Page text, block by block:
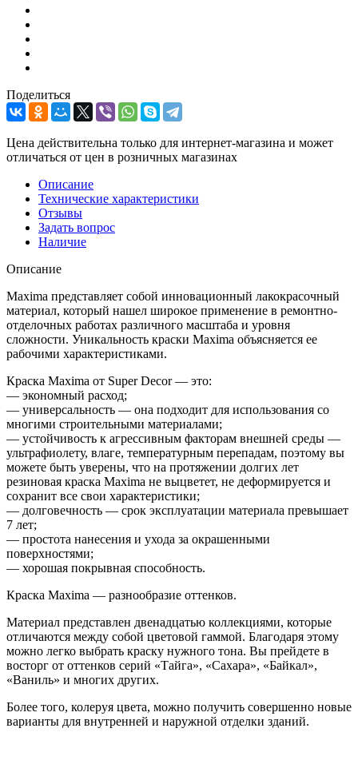
Поделиться
Цена действительна только для интернет-магазина и может
отличаться от цен в розничных магазинах
Описание
Технические характеристики
Отзывы
Задать вопрос
Наличие
Описание
Maxima представляет собой инновационный лакокрасочный
материал, который нашел широкое применение в ремонтно-
отделочных работах различного масштаба и уровня
сложности. Уникальность краски Maxima объясняется ее
рабочими характеристиками.
Краска Maxima от Super Decor — это:
— экономный расход;
— универсальность — она подходит для использования со
многими строительными материалами;
— устойчивость к агрессивным факторам внешней среды —
ультрафиолету, влаге, температурным перепадам, поэтому вы
можете быть уверены, что на протяжении долгих лет
резиновая краска Maxima не выцветет, не деформируется и
сохранит все свои характеристики;
— долговечность — срок эксплуатации материала превышает
7 лет;
— простота нанесения и ухода за окрашенными
поверхностями;
— хорошая покрывная способность.
Краска Maxima — разнообразие оттенков.
Материал представлен двенадцатью коллекциями, которые
отличаются между собой цветовой гаммой. Благодаря этому
можно легко выбрать краску нужного тона. Вы прейдете в
восторг от оттенков серий «Тайга», «Сахара», «Байкал»,
«Ваниль» и многих других.
Более того, колеруя цвета, можно получить совершенно новые
варианты для внутренней и наружной отделки зданий.